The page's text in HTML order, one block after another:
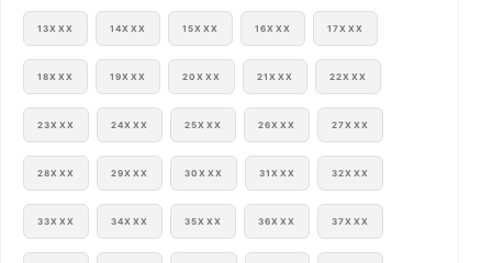
13XXX 14XXX 15XXX 16XXX 17XXX
18XXX 19XXX 20XXX 21XXX 22XXX
23XXX 24XXX 25XXX 26XXX 27XXX
28XXX 29XXX 30XXX 31XXX 32XXX
33XXX 34XXX 35XXX 36XXX 37XXX